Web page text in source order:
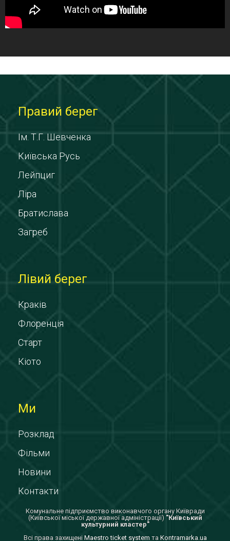
Правий берег
Ім. Т.Г. Шевченка
Київська Русь
Лейпциг
Ліра
Братислава
Загреб
Лівий берег
Краків
Флоренція
Старт
Кіото
Ми
Розклад
Фільми
Новини
Контакти
Комунальне підприємство виконавчого органу Київради
(Київської міської державної адміністрації) "Київський
культурний кластер"
Всi права захищенi Maestro ticket system та Kontramarka.ua